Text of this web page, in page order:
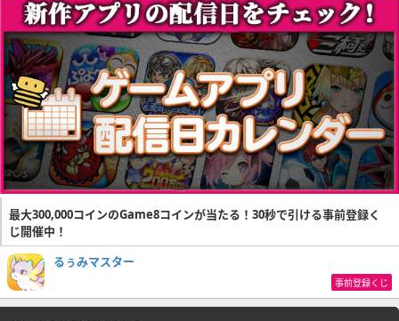
最大300,000コインのGame8コインが当たる！30秒で引ける事前登録く
じ開催中！
るぅみマスター
事前登録くじ